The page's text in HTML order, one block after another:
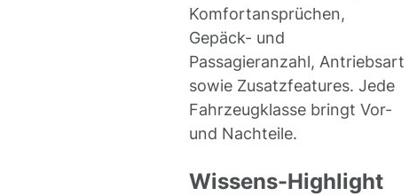
Komfortansprüchen,
Gepäck- und
Passagieranzahl, Antriebsart
sowie Zusatzfeatures. Jede
Fahrzeugklasse bringt Vor-
und Nachteile.
Wissens-Highlight